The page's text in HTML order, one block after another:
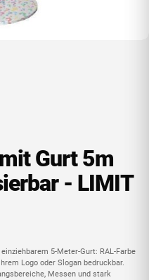
Gurt 5m
- LIMIT
5-Meter-Gurt: RAL-Farbe
Logo oder Slogan bedruckbar.
Messen und stark